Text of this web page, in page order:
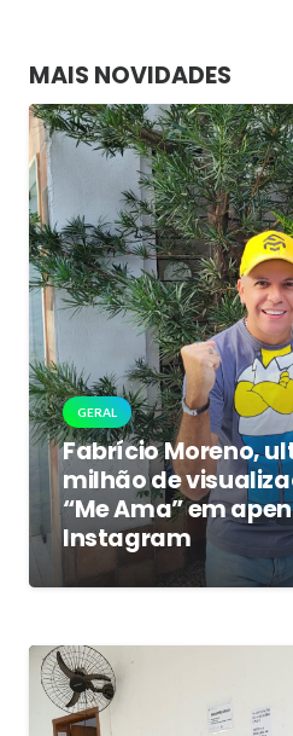
MAIS NOVIDADES
GERAL
Fabrício Moreno,
milhão de
“Me Ama” em
Instagram